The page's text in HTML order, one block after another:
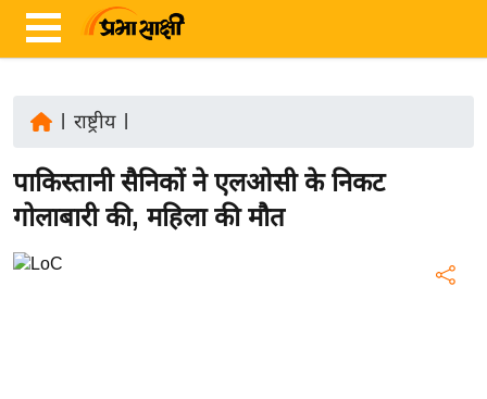
ज़ा
ख
र
राष्ट्रीय|
पाकिस्तानी सैनिकों ने एलओसी के निकट
गोलाबारी की, महिला की मौत